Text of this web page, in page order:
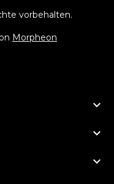
vorbehalten.
Morpheon


